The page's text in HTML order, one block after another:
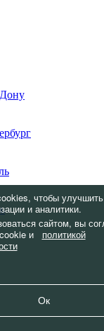
чтобы улучшить
и аналитики.
сайтом, вы
и
политикой
Ок